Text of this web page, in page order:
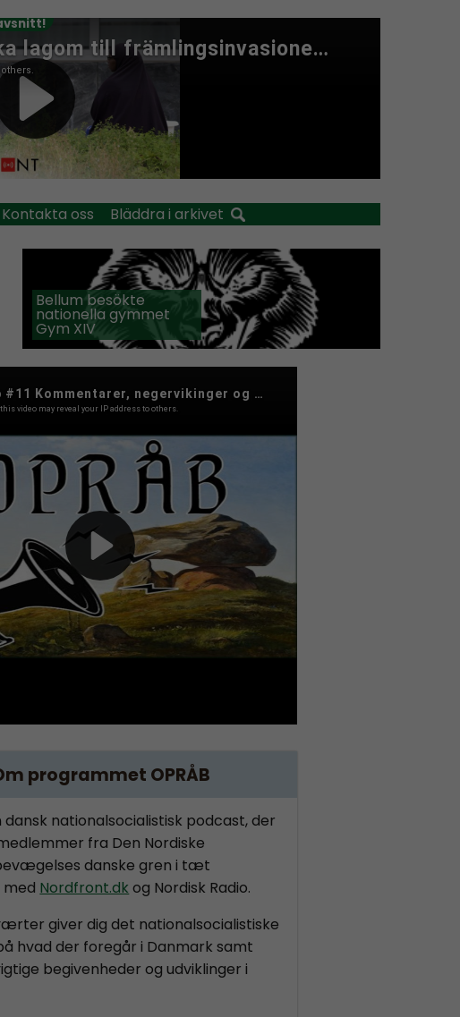
Kontakta oss Bläddra i arkivet
Bellum besökte
nationella gymmet
Gym XIV
programmet OPRÅB
nationalsocialistisk podcast, der
fra Den Nordiske
danske gren i tæt
Nordfront.dk og Nordisk Radio.
giver dig det nationalsocialistiske
hvad der foregår i Danmark samt
begivenheder og udviklinger i